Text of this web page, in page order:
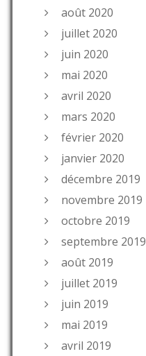
août 2020
juillet 2020
juin 2020
mai 2020
avril 2020
mars 2020
février 2020
janvier 2020
décembre 2019
novembre 2019
octobre 2019
septembre 2019
août 2019
juillet 2019
juin 2019
mai 2019
avril 2019